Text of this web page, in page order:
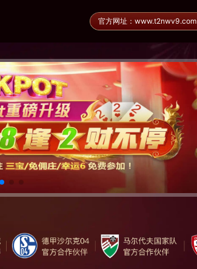
官方网址：www.t2nwv9.com